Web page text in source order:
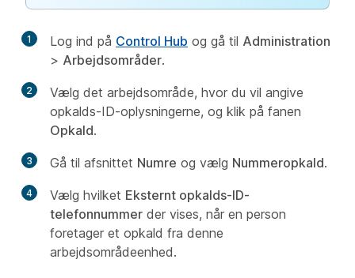
1 Log ind på Control Hub og gå til Administration
> Arbejdsområder.
2
Vælg det arbejdsområde, hvor du vil angive
opkalds-ID-oplysningerne, og klik på fanen
Opkald.
3 Gå til afsnittet Numre og vælg Nummeropkald.
4 Vælg hvilket Eksternt opkalds-ID-
telefonnummer der vises, når en person
foretager et opkald fra denne
arbejdsområdeenhed.